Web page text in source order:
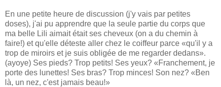
En une petite heure de discussion (j'y vais par petites
doses), j'ai pu apprendre que la seule partie du corps que
ma belle Lili aimait était ses cheveux (on a du chemin à
faire!) et qu'elle déteste aller chez le coiffeur parce «qu'il y a
trop de miroirs et je suis obligée de me regarder dedans».
(ayoye) Ses pieds? Trop petits! Ses yeux? «Franchement, je
porte des lunettes! Ses bras? Trop minces! Son nez? «Ben
là, un nez, c'est jamais beau!»